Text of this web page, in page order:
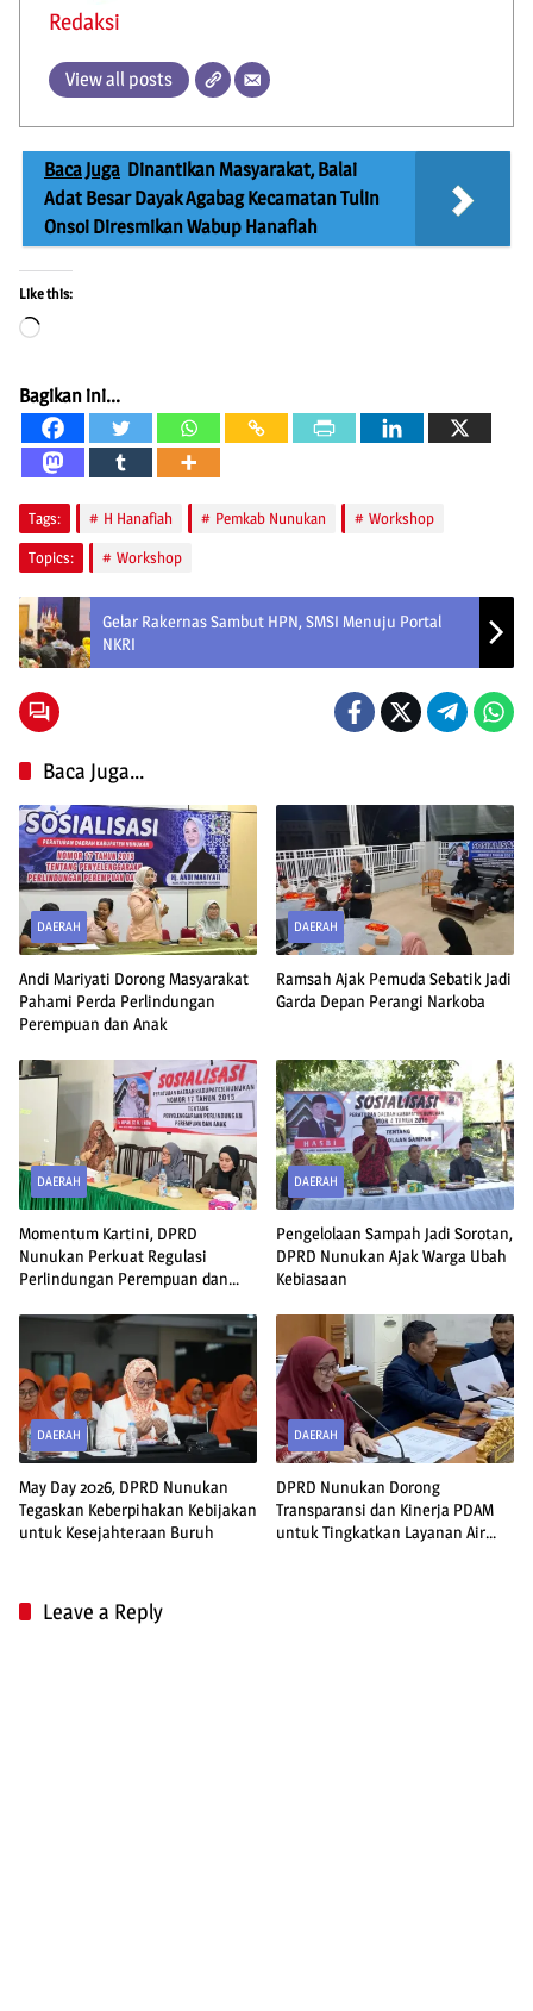
Redaksi
View all posts
Baca Juga Dinantikan Masyarakat, Balai
Adat Besar Dayak Agabag Kecamatan Tulin
Onsoi Diresmikan Wabup Hanafiah
Like this:
Loading…
Bagikan ini...
Tags: H Hanafiah Pemkab Nunukan Workshop
Topics: Workshop
Gelar Rakernas Sambut HPN, SMSI Menuju Portal
NKRI
Baca Juga...
DAERAH
Andi Mariyati Dorong Masyarakat
Pahami Perda Perlindungan
Perempuan dan Anak
DAERAH
Ramsah Ajak Pemuda Sebatik Jadi
Garda Depan Perangi Narkoba
DAERAH
Momentum Kartini, DPRD
Nunukan Perkuat Regulasi
Perlindungan Perempuan dan
DAERAH
Pengelolaan Sampah Jadi Sorotan,
DPRD Nunukan Ajak Warga Ubah
Kebiasaan
DAERAH
May Day 2026, DPRD Nunukan
Tegaskan Keberpihakan Kebijakan
untuk Kesejahteraan Buruh
DAERAH
DPRD Nunukan Dorong
Transparansi dan Kinerja PDAM
untuk Tingkatkan Layanan Air
Leave a Reply